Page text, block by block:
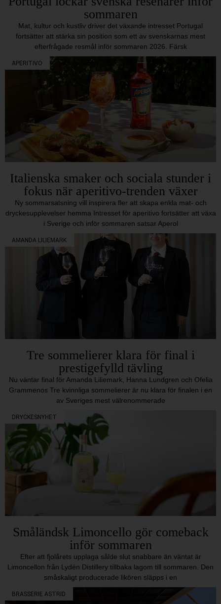
sommaren
Mat, kultur och kustliv driver det växande intresset Portugal
fortsätter att stärka sin position som ett av svenskarnas mest
efterfrågade resmål inför sommaren 2026. Färsk
APERITIVO
Italienska smaker och sociala stunder i
fokus när aperitivo-trenden växer
Ny sommarsatsning vill inspirera fler att skapa enkla mat- och
dryckesupplevelser hemma Intresset för aperitivo fortsätter att växa
i Sverige och inför sommaren satsar Aperol
AMANDA LILIEMARK
Tre sommelierer klara för final i
prestigefylld tävling
Nu väntar final för Amanda Liliemark, Hanna Lundgren och Ofelia
Grammenos Tre kvinnliga sommelierer är nu klara för finalen i en
av Sveriges mest välrenommerade
DRYCKESNYHET
Småländsk Limoncello gör comeback
inför sommaren
Efter att fjolårets upplaga sålde slut snabbare än väntat är
Limoncellon från Lydén Distillery tillbaka lagom till sommaren. Den
småskaligt producerade likören släpps i en
BRASSERIE ASTRID